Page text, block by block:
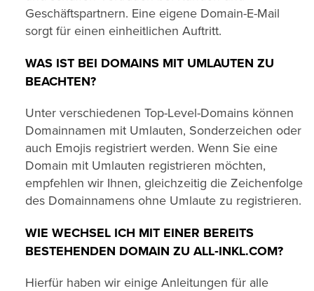
Geschäftspartnern. Eine eigene Domain-E-Mail
sorgt für einen einheitlichen Auftritt.
WAS IST BEI DOMAINS MIT UMLAUTEN ZU
BEACHTEN?
Unter verschiedenen Top-Level-Domains können
Domainnamen mit Umlauten, Sonderzeichen oder
auch Emojis registriert werden. Wenn Sie eine
Domain mit Umlauten registrieren möchten,
empfehlen wir Ihnen, gleichzeitig die Zeichenfolge
des Domainnamens ohne Umlaute zu registrieren.
WIE WECHSEL ICH MIT EINER BEREITS
BESTEHENDEN DOMAIN ZU ALL‑INKL.COM?
Hierfür haben wir einige Anleitungen für alle